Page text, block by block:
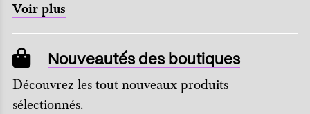
Voir plus
Nouveautés des boutiques
Découvrez les tout nouveaux produits
sélectionnés.